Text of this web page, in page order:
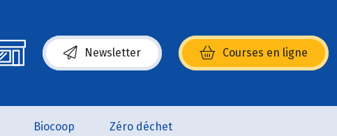
Newsletter Courses en ligne
(s’ouvre dans une nouvelle fenêtre)
Biocoop Zéro déchet